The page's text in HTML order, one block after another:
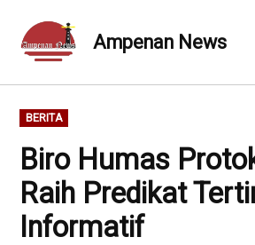
content
Ampenan News
POSTED
IN
BERITA
Biro Humas
Raih Predikat
Informatif